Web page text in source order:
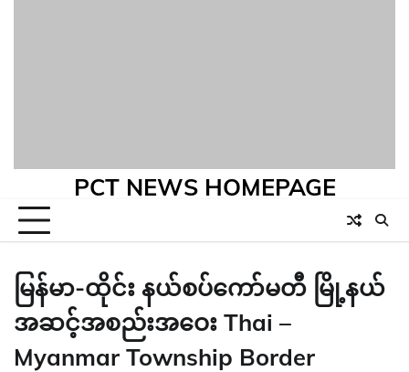
PCT NEWS HOMEPAGE
မြန်မာ-ထိုင်း နယ်စပ်ကော်မတီ မြို့နယ်
အဆင့်အစည်းအဝေး Thai –
Myanmar Township Border